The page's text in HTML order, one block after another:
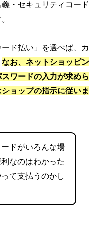
・セキュリティコード
ド払い」を選べば、カ
なお、ネットショッピン
ワードの入力が求めら
ョップの指示に従いま
ドがいろんな場
なのはわかった
て支払うのかし